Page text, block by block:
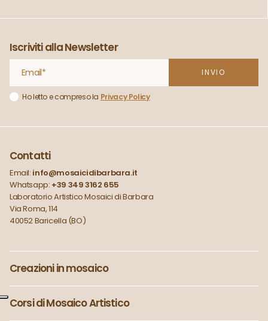
Iscriviti alla Newsletter
Ho letto e compreso la Privacy Policy
Contatti
Email: info@mosaicidibarbara.it
Whatsapp: +39 349 3162 655
Laboratorio Artistico Mosaici di Barbara
Via Roma, 114
40052 Baricella (BO)
Creazioni in mosaico
Corsi di Mosaico Artistico